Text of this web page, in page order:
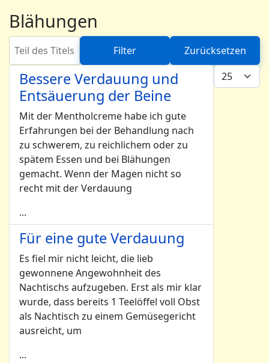
Blähungen
Teil des Titels eingeben
Filter
Zurücksetzen
Anzeige #
Bessere Verdauung und
Entsäuerung der Beine
Mit der Mentholcreme habe ich gute
Erfahrungen bei der Behandlung nach
zu schwerem, zu reichlichem oder zu
spätem Essen und bei Blähungen
gemacht. Wenn der Magen nicht so
recht mit der Verdauung
...
Für eine gute Verdauung
Es fiel mir nicht leicht, die lieb
gewonnene Angewohnheit des
Nachtischs aufzugeben. Erst als mir klar
wurde, dass bereits 1 Teelöffel voll Obst
als Nachtisch zu einem Gemüsegericht
ausreicht, um
...